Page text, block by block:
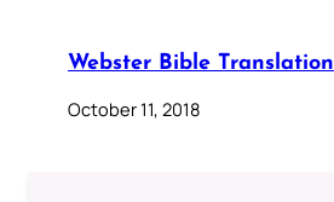
Webster Bible Translation
October 11, 2018